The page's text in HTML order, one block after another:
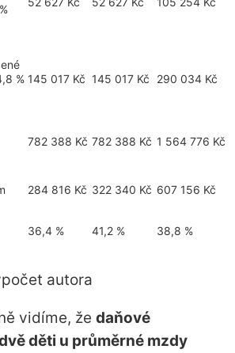
% 145 017 Kč 145 017 Kč 290 034 Kč
782 388 Kč 782 388 Kč 1 564 776 Kč
284 816 Kč 322 340 Kč 607 156 Kč
36,4 % 41,2 % 38,8 %
autora
vidíme, že daňové
děti u průměrné mzdy